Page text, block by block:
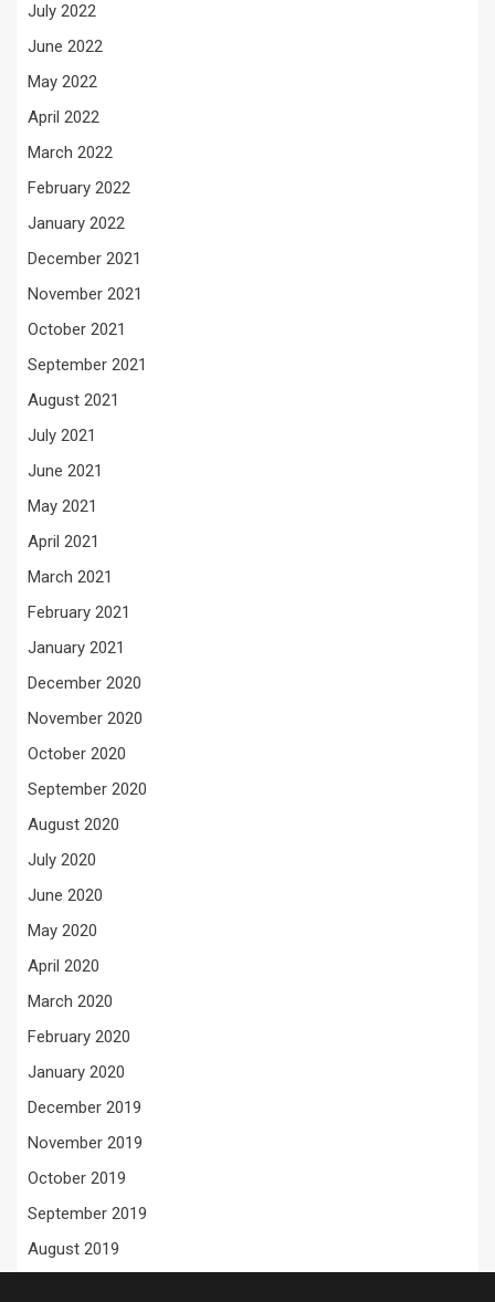
July 2022
June 2022
May 2022
April 2022
March 2022
February 2022
January 2022
December 2021
November 2021
October 2021
September 2021
August 2021
July 2021
June 2021
May 2021
April 2021
March 2021
February 2021
January 2021
December 2020
November 2020
October 2020
September 2020
August 2020
July 2020
June 2020
May 2020
April 2020
March 2020
February 2020
January 2020
December 2019
November 2019
October 2019
September 2019
August 2019